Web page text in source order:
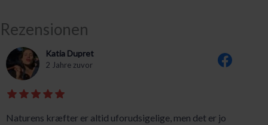
Rezensionen
Katia Dupret
2 Jahre zuvor
Naturens kræfter er altid uforudsigelige, men det er jo